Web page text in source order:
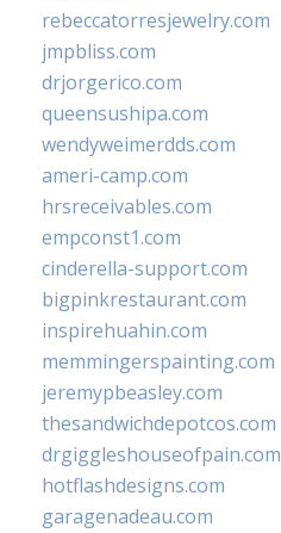
rebeccatorresjewelry.com
jmpbliss.com
drjorgerico.com
queensushipa.com
wendyweimerdds.com
ameri-camp.com
hrsreceivables.com
empconst1.com
cinderella-support.com
bigpinkrestaurant.com
inspirehuahin.com
memmingerspainting.com
jeremypbeasley.com
thesandwichdepotcos.com
drgiggleshouseofpain.com
hotflashdesigns.com
garagenadeau.com